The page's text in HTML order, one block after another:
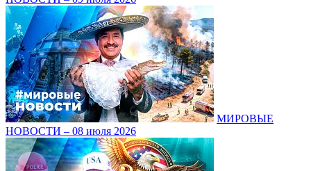
МИРОВЫЕ
НОВОСТИ – 08 июля 2026